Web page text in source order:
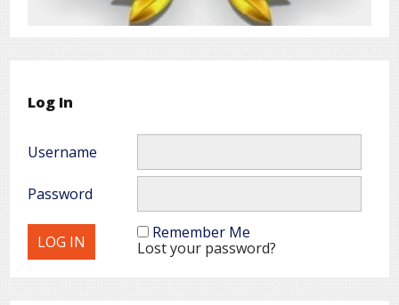
Log In
Username
Password
Remember Me
Lost your password?